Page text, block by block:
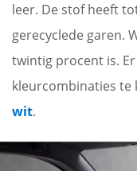
leer. De stof heeft
gerecyclede garen.
twintig procent is.
kleurcombinaties te
wit.